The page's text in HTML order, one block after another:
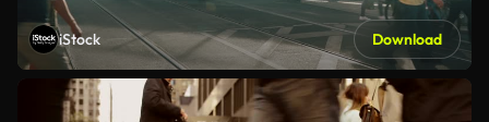
iStock Download